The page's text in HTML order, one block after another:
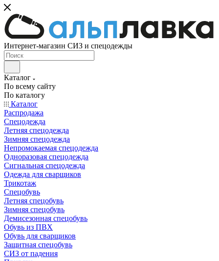
Интернет-магазин СИЗ и спецодежды
Каталог
По всему сайту
По каталогу
Каталог
Распродажа
Спецодежда
Летняя спецодежда
Зимняя спецодежда
Непромокаемая спецодежда
Одноразовая спецодежда
Сигнальная спецодежда
Одежда для сварщиков
Трикотаж
Спецобувь
Летняя спецобувь
Зимняя спецобувь
Демисезонная спецобувь
Обувь из ПВХ
Обувь для сварщиков
Защитная спецобувь
СИЗ от падения